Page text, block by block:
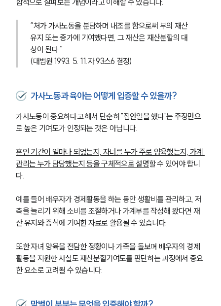
부소개
대륜의 강점
고객의 소리
통합검색
AI대륜
이혼 주요 업무사례
사례분석/최신동향
이혼소송·상담후기
업무
전체
이혼 양육비계산기
합적으로 살펴보는 개념이라고 이해할 수 있습니다.
“처가 가사노동을 분담하며 내조를 함으로써 부의 재산
유지 또는 증가에 기여했다면, 그 재산은 재산분할의 대
상이 된다.”
(대법원 1993. 5. 11.자 93스6 결정)
가사노동과 육아는 어떻게 입증할 수 있을까?
가사노동이 중요하다고 해서 단순히 "집안일을 했다"는 주장만으
로 높은 기여도가 인정되는 것은 아닙니다.
혼인 기간이 얼마나 되었는지, 자녀를 누가 주로 양육했는지, 가계
관리는 누가 담당했는지 등을 구체적으로 설명할 수 있어야 합니
다.
예를 들어 배우자가 경제활동을 하는 동안 생활비를 관리하고, 저
축을 늘리기 위해 소비를 조절하거나 가계부를 작성해 왔다면 재
산 유지와 증식에 기여한 자료로 활용될 수 있습니다.
또한 자녀 양육을 전담한 정황이나 가족을 돌보며 배우자의 경제
활동을 지원한 사실도 재산분할기여도를 판단하는 과정에서 중요
한 요소로 고려될 수 있습니다.